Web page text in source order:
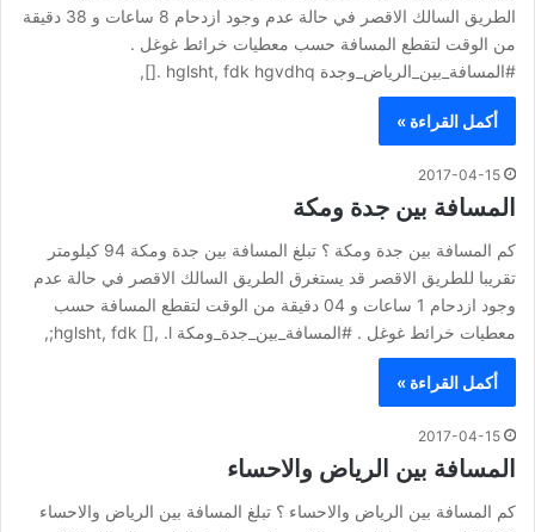
الطريق السالك الاقصر في حالة عدم وجود ازدحام 8 ساعات و 38 دقيقة
من الوقت لتقطع المسافة حسب معطيات خرائط غوغل .
#المسافة_بين_الرياض_وجدة hglsht, fdk hgvdhq .[],
أكمل القراءة »
2017-04-15
المسافة بين جدة ومكة
كم المسافة بين جدة ومكة ؟ تبلغ المسافة بين جدة ومكة 94 كيلومتر
تقريبا للطريق الاقصر قد يستغرق الطريق السالك الاقصر في حالة عدم
وجود ازدحام 1 ساعات و 04 دقيقة من الوقت لتقطع المسافة حسب
معطيات خرائط غوغل . #المسافة_بين_جدة_ومكة hglsht, fdk [], .l;,
أكمل القراءة »
2017-04-15
المسافة بين الرياض والاحساء
كم المسافة بين الرياض والاحساء ؟ تبلغ المسافة بين الرياض والاحساء